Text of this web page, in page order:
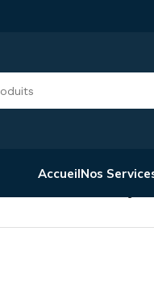
AccueilNos